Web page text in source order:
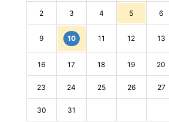
2 3 4 5 6
9 10 11 12 13
16 17 18 19 20
23 24 25 26 27
30 31